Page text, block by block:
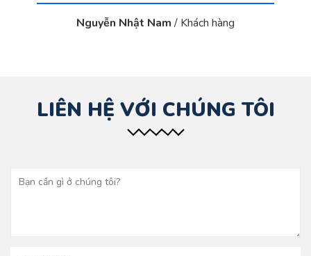
Nguyễn Nhật Nam / Khách hàng
LIÊN HỆ VỚI CHÚNG TÔI